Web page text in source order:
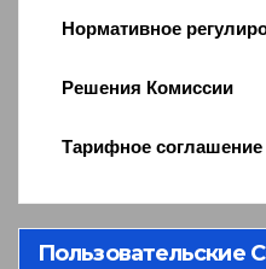
Нормативное
Решения Комиссии
Тарифное
Пользовательские